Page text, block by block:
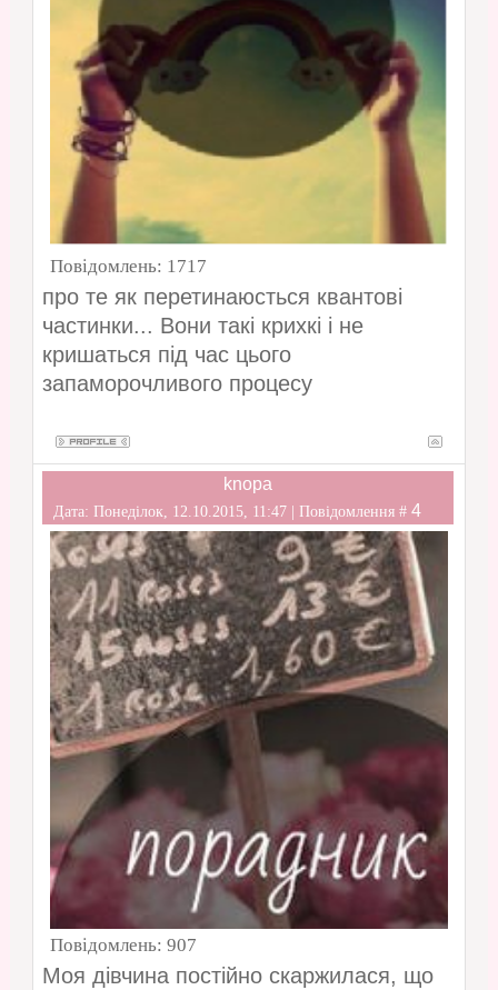
Повідомлень: 1717
про те як перетинаюсться квантові
частинки... Вони такі крихкі і не
кришаться під час цього
запаморочливого процесу
knopa
Дата: Понеділок, 12.10.2015, 11:47 | Повідомлення # 4
Повідомлень: 907
Моя дівчина постійно скаржилася, що